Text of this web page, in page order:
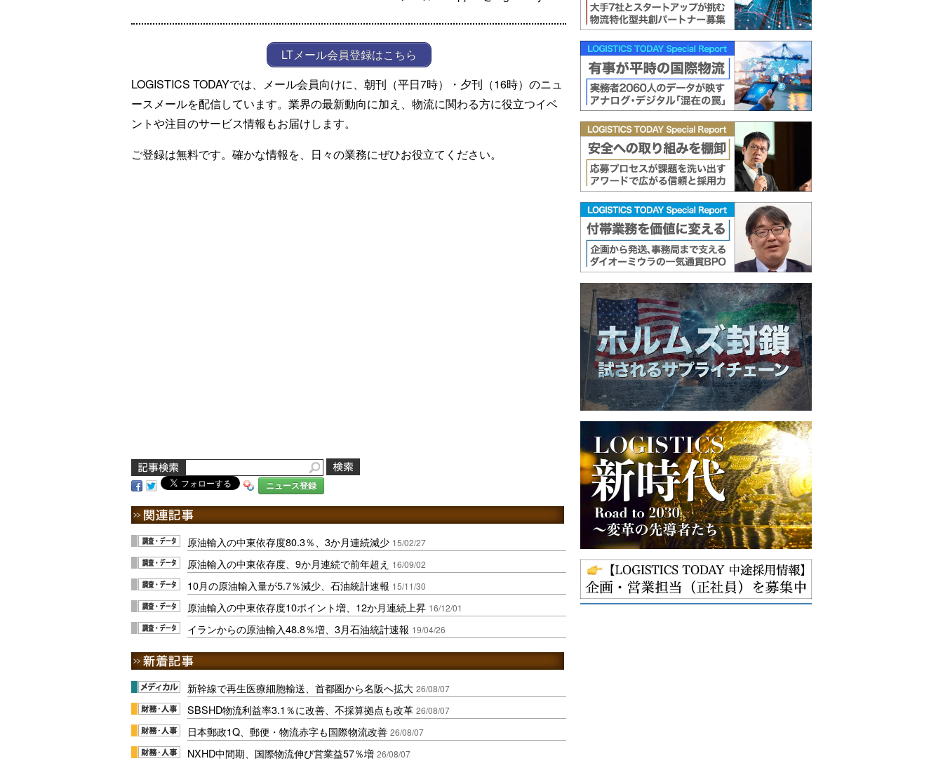
LTメール会員登録はこちら
LOGISTICS TODAYでは、メール会員向けに、朝刊（平日7時）・夕刊（16時）のニュ
ースメールを配信しています。業界の最新動向に加え、物流に関わる方に役立つイベ
ントや注目のサービス情報もお届けします。
ご登録は無料です。確かな情報を、日々の業務にぜひお役立てください。
ニュース登録
原油輸入の中東依存度80.3％、3か月連続減少 15/02/27
原油輸入の中東依存度、9か月連続で前年超え 16/09/02
10月の原油輸入量が5.7％減少、石油統計速報 15/11/30
原油輸入の中東依存度10ポイント増、12か月連続上昇 16/12/01
イランからの原油輸入48.8％増、3月石油統計速報 19/04/26
新幹線で再生医療細胞輸送、首都圏から名阪へ拡大 26/08/07
SBSHD物流利益率3.1％に改善、不採算拠点も改革 26/08/07
日本郵政1Q、郵便・物流赤字も国際物流改善 26/08/07
NXHD中間期、国際物流伸び営業益57％増 26/08/07